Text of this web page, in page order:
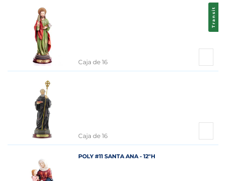
Transit
Caja de 16
Caja de 16
POLY #11 SANTA ANA - 12"H